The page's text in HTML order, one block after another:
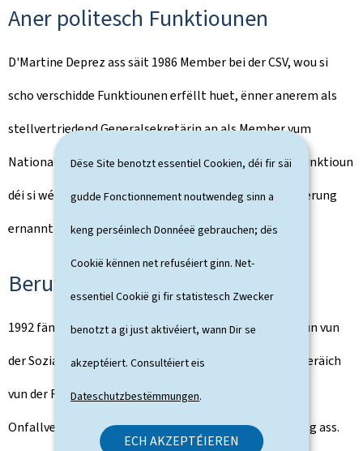
Dëse Site benotzt essentiel Cookien, déi fir säi
gudde Fonctionnement noutwendeg sinn a
keng perséinlech Donnéeë gebrauchen; dës
Cookië kënnen net refuséiert ginn. Net-
essentiel Cookië gi fir statistesch Zwecker
benotzt a gi just aktivéiert, wann Dir se
akzeptéiert. Consultéiert eis
Dateschutzbestëmmungen.
ECH AKZEPTÉIEREN
Aner politesch Funktiounen
D'Martine Deprez ass säit 1986 Member bei der CSV, wou si
scho verschidde Funktiounen erfëllt huet, ënner anerem als
stellvertriedend Generalsekretärin an als Member vum
Nationalcomité. 2012 gëtt si Staatsconseillère, eng Funktioun
déi si wéinst Incompatibilitéit opgëtt wéi si an d'Regierung
ernannt gëtt.
Beruffstätegkeet
1992 fänkt d'Martine Deprez bei der Generalinspektioun vun
der Sozialversécherung un, wou si fir d'Dossieren am Beräich
vun der Renteversécherung, dem Kannergeld, der
Onfallversécherung an der Zousazpensioun zoustänneg ass.